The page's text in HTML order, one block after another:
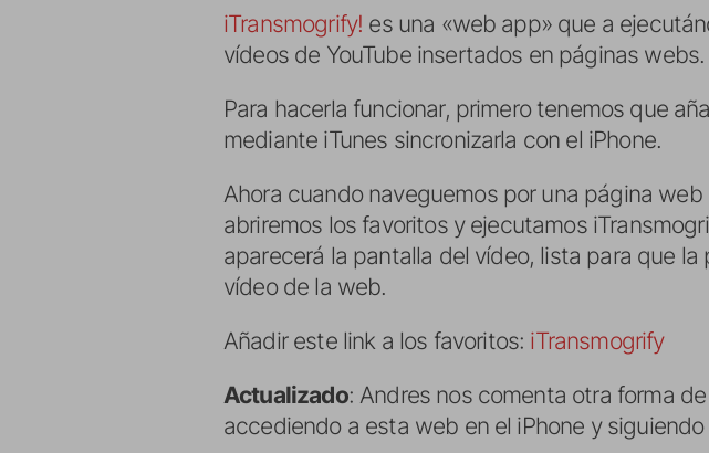
iTransmogrify! es una «web app» que a
vídeos de YouTube insertados en páginas webs.
Para hacerla funcionar, primero tenemos que
mediante iTunes sincronizarla con el iPhone.
Ahora cuando naveguemos por una página
abriremos los favoritos y ejecutamos
aparecerá la pantalla del vídeo, lista para que
vídeo de la web.
Añadir este link a los favoritos: iTransmogrify
Actualizado: Andres nos comenta otra forma
accediendo a esta web en el iPhone y